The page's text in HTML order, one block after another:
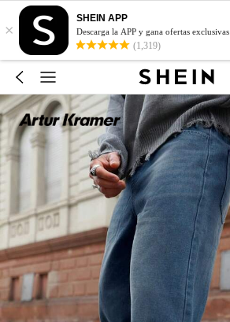
×
SHEIN APP
Descarga la APP y gana ofertas exclusivas
(1,319)